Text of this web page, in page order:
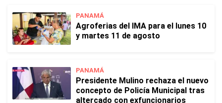
PANAMÁ
Agroferias del IMA para el lunes 10
y martes 11 de agosto
PANAMÁ
Presidente Mulino rechaza el nuevo
concepto de Policía Municipal tras
altercado con exfuncionarios